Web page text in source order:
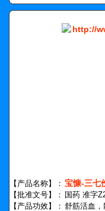
【产品名称】： 宝慷-三七
【批准文号】： 国药 准字
【产品功效】： 舒筋活血